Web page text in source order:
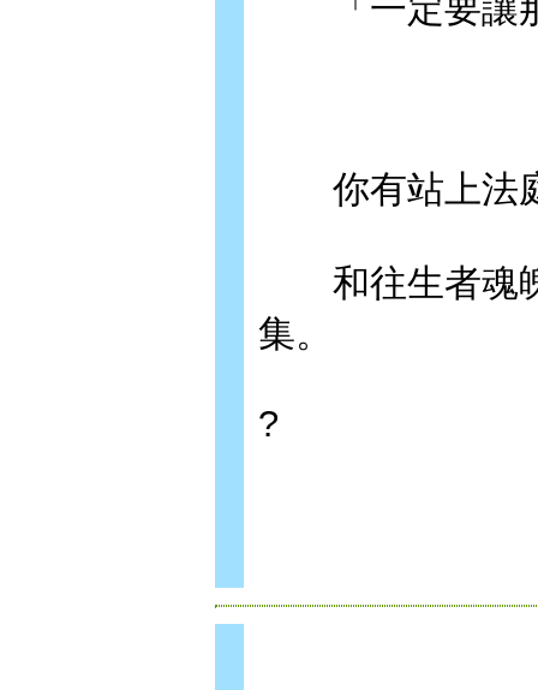
「一定要讓
你有站上法庭
和往生者魂魄
集。
?